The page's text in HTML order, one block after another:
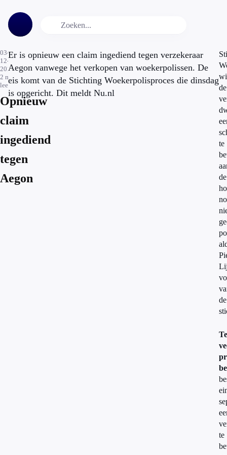
03-
12-
2013
2 min.
leestijd
Opnieuw
claim
ingediend
tegen
Aegon
Er is opnieuw een claim ingediend tegen verzekeraar
Aegon vanwege het verkopen van woekerpolissen. De
eis komt van de Stichting Woekerpolisproces die dinsdag
is opgericht. Dit meldt Nu.nl
de
te
de
de
Te
te